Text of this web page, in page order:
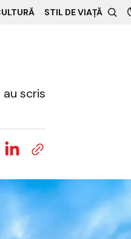
STIL DE VIAȚĂ
au scris